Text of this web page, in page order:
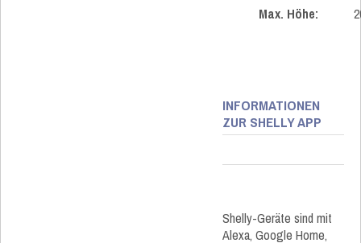
Max. Höhe:
INFORMATIONEN
ZUR SHELLY APP
Shelly-Geräte sind mit
Alexa, Google Home,